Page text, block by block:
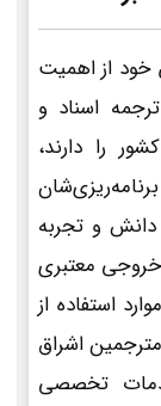
از اهمیت
اسناد و
را دارند،
دانش و تجربه
خروجی معتبری
استفاده از
اشراق
تخصصی